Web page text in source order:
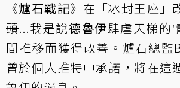
《爐石戰記》在「冰封王座」
頭...我是說德魯伊肆虐天梯的
間推移而獲得改善。 爐石總監
曾於個人推特中承諾 ，將在這